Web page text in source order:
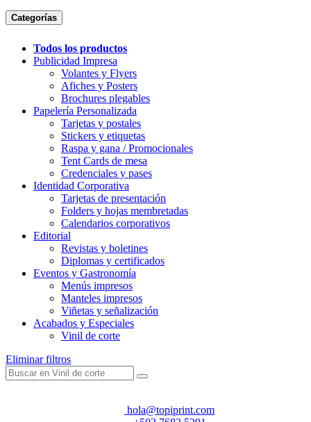
Categorías
Todo​s lo​s ​productos
Publicidad Impresa
Volantes y Flyers
Afiches y Posters
Brochures plegables
Papelería Personalizada
Tarjetas y postales
Stickers y etiquetas
Raspa y gana / Promocionales
Tent Cards de mesa
Credenciales y pases
Identidad Corporativa
Tarjetas de presentación
Folders y hojas membretadas
Calendarios corporativos
Editorial
Revistas y boletines
Diplomas y certificados
Eventos y Gastronomía
Menús impresos
Manteles impresos
Viñetas y señalización
Acabados y Especiales
Vinil de corte
Eliminar filtros
hola@topiprint.com